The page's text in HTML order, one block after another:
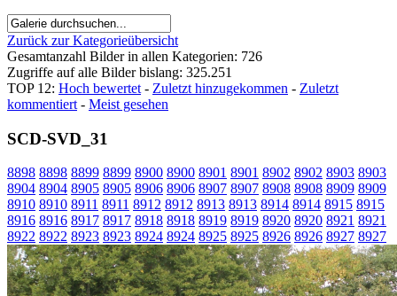
Zurück zur Kategorieübersicht
Gesamtanzahl Bilder in allen Kategorien: 726
Zugriffe auf alle Bilder bislang: 325.251
TOP 12: Hoch bewertet - Zuletzt hinzugekommen - Zuletzt
kommentiert - Meist gesehen
SCD-SVD_31
8898 8898 8899 8899 8900 8900 8901 8901 8902 8902 8903 8903
8904 8904 8905 8905 8906 8906 8907 8907 8908 8908 8909 8909
8910 8910 8911 8911 8912 8912 8913 8913 8914 8914 8915 8915
8916 8916 8917 8917 8918 8918 8919 8919 8920 8920 8921 8921
8922 8922 8923 8923 8924 8924 8925 8925 8926 8926 8927 8927